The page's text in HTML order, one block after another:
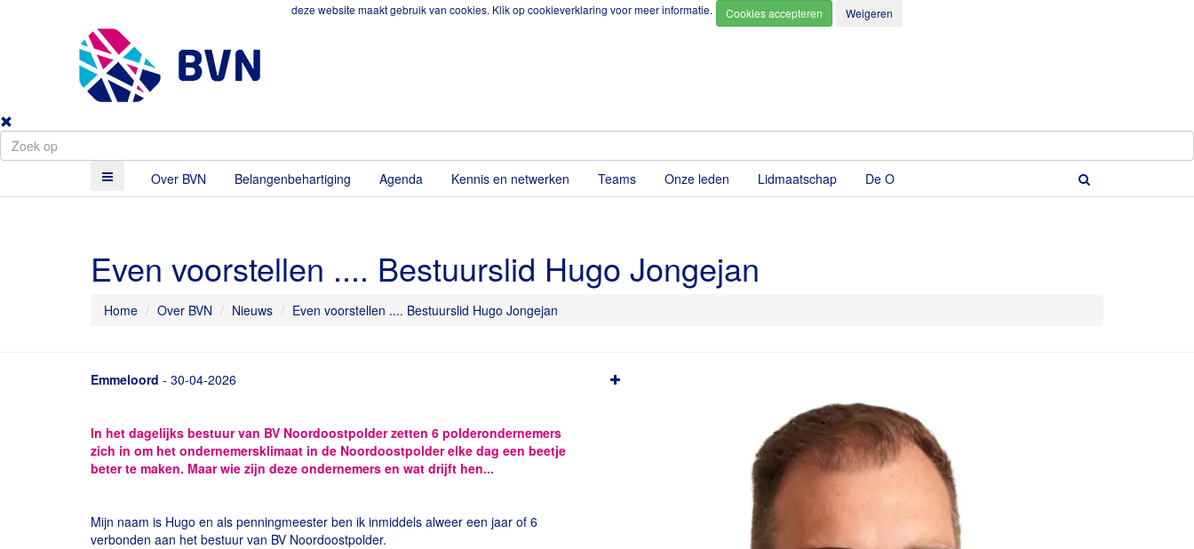
deze website maakt gebruik van cookies. Klik opcookieverklaring voor meer informatie.
Over BVN Belangenbehartiging Agenda Kennis en netwerken Teams Onze leden Lidmaatschap De O
Even voorstellen .... Bestuurslid Hugo Jongejan
Home Over BVN Nieuws Even voorstellen .... Bestuurslid Hugo Jongejan
Emmeloord - 30-04-2026
In het dagelijks bestuur van BV Noordoostpolder zetten 6 polderondernemers
zich in om het ondernemersklimaat in de Noordoostpolder elke dag een beetje
beter te maken. Maar wie zijn deze ondernemers en wat drijft hen...
Mijn naam is Hugo en als penningmeester ben ik inmiddels alweer een jaar of 6
verbonden aan het bestuur van BV Noordoostpolder.